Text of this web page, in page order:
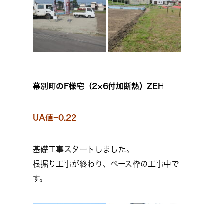
幕別町のF様宅（2×6付加断熱）ZEH
UA値=0.22
基礎工事スタートしました。
根掘り工事が終わり、ベース枠の工事中で
す。